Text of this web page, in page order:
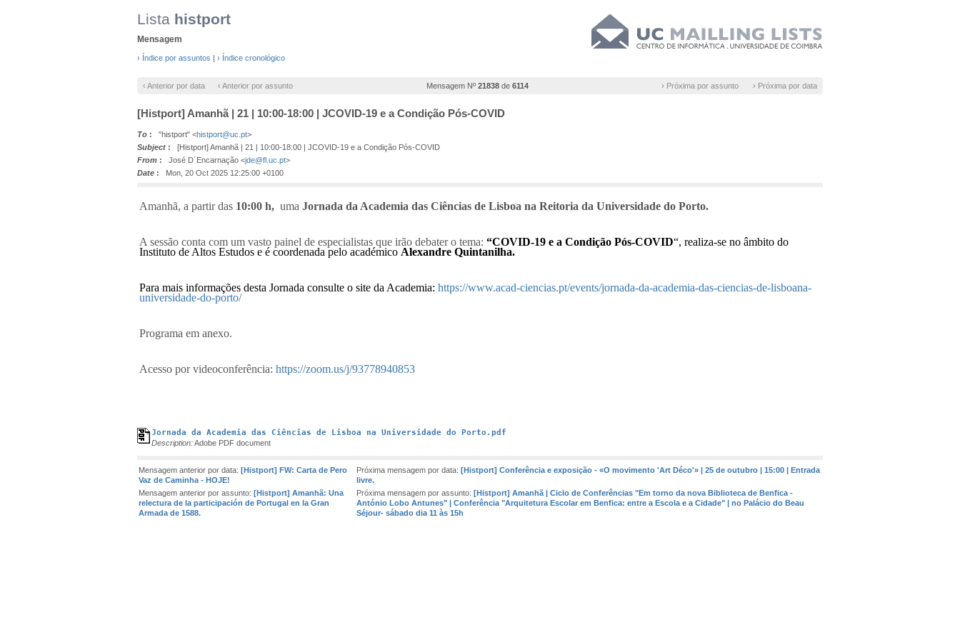
Lista histport
Mensagem
› Índice por assuntos | › Índice cronológico
‹ Anterior por data ‹ Anterior por assunto Mensagem Nº 21838de 6114 › Próxima por assunto › Próxima por data
[Histport] Amanhã | 21 | 10:00-18:00 | JCOVID-19 e a Condição Pós-COVID
To : "histport" <histport@uc.pt>
Subject : [Histport] Amanhã | 21 | 10:00-18:00 | JCOVID-19 e a Condição Pós-COVID
From : José D´Encarnação <jde@fl.uc.pt>
Date : Mon, 20 Oct 2025 12:25:00 +0100
Amanhã, a partir das 10:00 h, uma Jornada da Academia das Ciências de Lisboa na Reitoria da Universidade do Porto.
A sessão conta com um vasto painel de especialistas que irão debater o tema: “COVID-19 e a Condição Pós-COVID“, realiza-se no âmbito do
Instituto de Altos Estudos e é coordenada pelo académico Alexandre Quintanilha.
Para mais informações desta Jornada consulte o site da Academia: https://www.acad-ciencias.pt/events/jornada-da-academia-das-ciencias-de-lisboana-
universidade-do-porto/
Programa em anexo.
Acesso por videoconferência: https://zoom.us/j/93778940853
Jornada da Academia das Ciências de Lisboa na Universidade do Porto.pdf
Description:Adobe PDF document
Mensagem anterior por data: [Histport] FW: Carta de Pero
Vaz de Caminha - HOJE!
Próxima mensagem por data: [Histport] Conferência e exposição - «O movimento 'Art Déco'» | 25 de outubro | 15:00 | Entrada
livre.
Mensagem anterior por assunto: [Histport] Amanhã: Una
relectura de la participación de Portugal en la Gran
Armada de 1588.
Próxima mensagem por assunto: [Histport] Amanhã | Ciclo de Conferências "Em torno da nova Biblioteca de Benfica -
António Lobo Antunes" | Conferência "Arquitetura Escolar em Benfica: entre a Escola e a Cidade" | no Palácio do Beau
Séjour- sábado dia 11 às 15h